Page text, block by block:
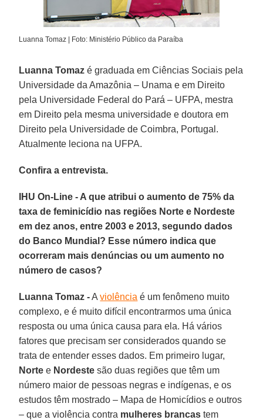
Luanna Tomaz | Foto: Ministério Público da Paraíba
Luanna Tomaz é graduada em Ciências Sociais pela
Universidade da Amazônia – Unama e em Direito
pela Universidade Federal do Pará – UFPA, mestra
em Direito pela mesma universidade e doutora em
Direito pela Universidade de Coimbra, Portugal.
Atualmente leciona na UFPA.
Confira a entrevista.
IHU On-Line - A que atribui o aumento de 75% da
taxa de feminicídio nas regiões Norte e Nordeste
em dez anos, entre 2003 e 2013, segundo dados
do Banco Mundial? Esse número indica que
ocorreram mais denúncias ou um aumento no
número de casos?
Luanna Tomaz -Aviolência é um fenômeno muito
complexo, e é muito difícil encontrarmos uma única
resposta ou uma única causa para ela. Há vários
fatores que precisam ser considerados quando se
trata de entender esses dados. Em primeiro lugar,
Norte e Nordeste são duas regiões que têm um
número maior de pessoas negras e indígenas, e os
estudos têm mostrado – Mapa de Homicídios e outros
– que a violência contra mulheres brancas tem